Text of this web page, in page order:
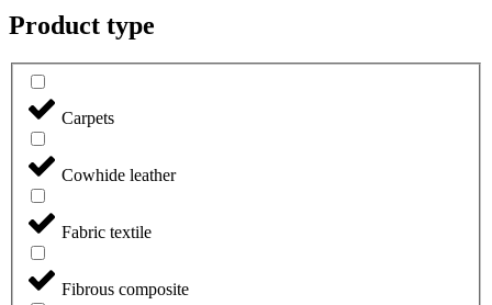
Product type
Carpets
Cowhide leather
Fabric textile
Fibrous composite